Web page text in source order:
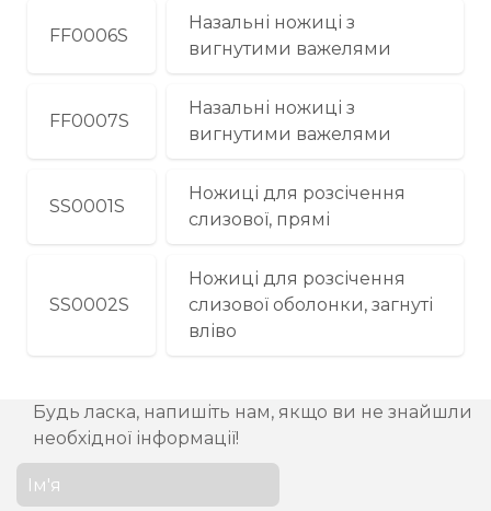
FF0006S
Назальні ножиці з
вигнутими важелями
FF0007S
Назальні ножиці з
вигнутими важелями
SS0001S
Ножиці для розсічення
слизової, прямі
SS0002S
Ножиці для розсічення
слизової оболонки, загнуті
вліво
Будь ласка, напишіть нам, якщо ви не знайшли
необхідної інформації!